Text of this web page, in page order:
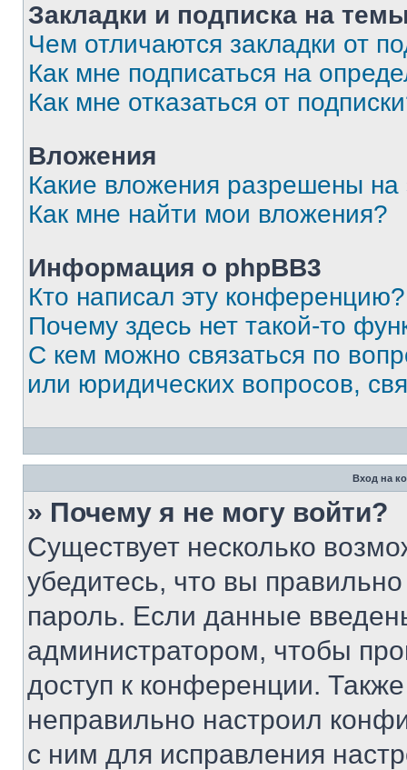
Закладки и подписка на
Чем отличаются закладки от
Как мне подписаться на
Как мне отказаться от
Вложения
Какие вложения разрешены
Как мне найти мои вложения?
Информация о phpBB3
Кто написал эту конференцию?
Почему здесь нет такой-то
С кем можно связаться по
или юридических вопросов,
Вход на
» Почему я не могу войти?
Существует несколько
убедитесь, что вы
пароль. Если данные
администратором, чтобы
доступ к конференции.
неправильно настроил
с ним для исправления